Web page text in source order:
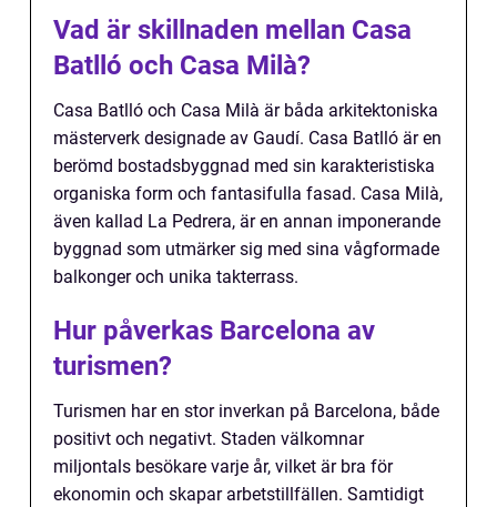
Vad är skillnaden mellan Casa
Batlló och Casa Milà?
Casa Batlló och Casa Milà är båda arkitektoniska
mästerverk designade av Gaudí. Casa Batlló är en
berömd bostadsbyggnad med sin karakteristiska
organiska form och fantasifulla fasad. Casa Milà,
även kallad La Pedrera, är en annan imponerande
byggnad som utmärker sig med sina vågformade
balkonger och unika takterrass.
Hur påverkas Barcelona av
turismen?
Turismen har en stor inverkan på Barcelona, både
positivt och negativt. Staden välkomnar
miljontals besökare varje år, vilket är bra för
ekonomin och skapar arbetstillfällen. Samtidigt